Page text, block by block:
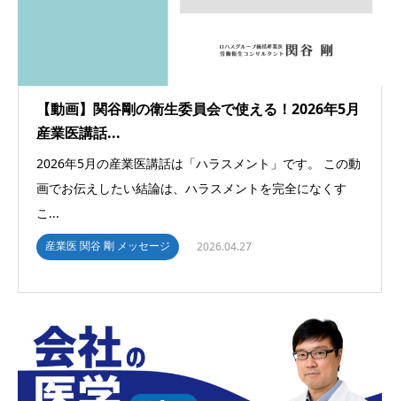
【動画】関谷剛の衛生委員会で使える！2026年5月
産業医講話...
2026年5月の産業医講話は「ハラスメント」です。 この動
画でお伝えしたい結論は、ハラスメントを完全になくす
こ...
産業医 関谷 剛 メッセージ 2026.04.27